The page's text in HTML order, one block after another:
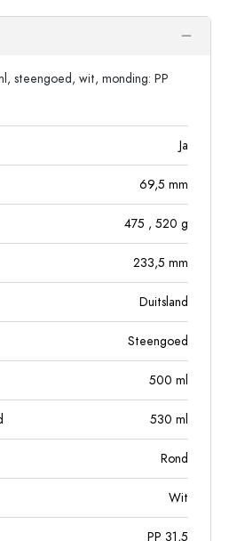
steengoed, wit, monding: PP
Ja
69,5 mm
475 , 520 g
233,5 mm
Duitsland
Steengoed
500 ml
530 ml
Rond
Wit
PP 31,5